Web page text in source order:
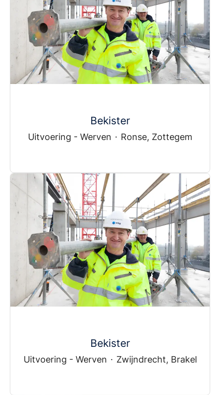
Bekister
Uitvoering - Werven · Ronse, Zottegem
Bekister
Uitvoering - Werven · Zwijndrecht, Brakel